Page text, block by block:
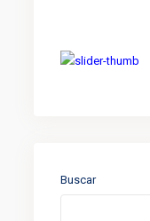
Buscar